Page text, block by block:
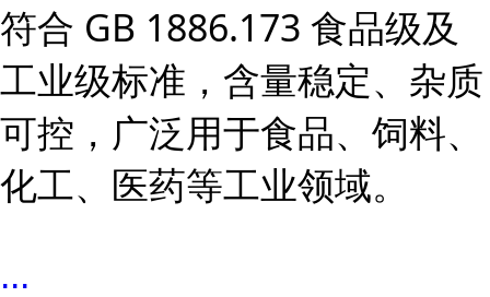
符合 GB 1886.173 食品级及
工业级标准，含量稳定、杂质
可控，广泛用于食品、饲料、
化工、医药等工业领域。
...